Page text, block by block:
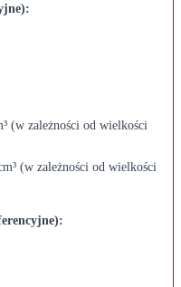
(w zależności od wielkości
(w zależności od wielkości